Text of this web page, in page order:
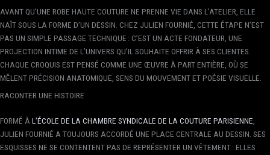
AVANT QU’UNE ROBE HAUTE COUTURE NE PRENNE VIE DANS L’ATELIER, ELLE
NAÎT SOUS LA FORME D’UN DESSIN. CHEZ JULIEN FOURNIÉ, CETTE ÉTAPE N’EST
PAS UN SIMPLE PASSAGE TECHNIQUE : C’EST UN ACTE FONDATEUR, UNE
PROJECTION INTIME DE L’UNIVERS QU’IL SOUHAITE OFFRIR À SES CLIENTES.
CHAQUE CROQUIS EST PENSÉ COMME UNE ŒUVRE À PART ENTIÈRE, OÙ SE
MÊLENT PRÉCISION ANATOMIQUE, SENS DU MOUVEMENT ET POÉSIE VISUELLE.
RACONTER UNE HISTOIRE
FORMÉ À L’ÉCOLE DE LA CHAMBRE SYNDICALE DE LA COUTURE PARISIENNE,
JULIEN FOURNIÉ A TOUJOURS ACCORDÉ UNE PLACE CENTRALE AU DESSIN. SES
ESQUISSES NE SE CONTENTENT PAS DE REPRÉSENTER UN VÊTEMENT : ELLES